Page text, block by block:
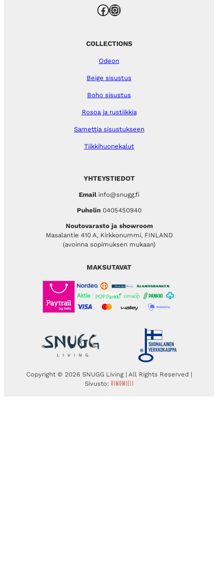
Facebook Instagram
YHTEYSTIEDOT
Emailinfo@snugg.fi
Puhelin 0405450940
Noutovarasto ja showroom
Masalantie 410 A, Kirkkonummi, FINLAND
(avoinna sopimuksen mukaan)
COLLECTIONS
Odeon
Beige sisustus
Boho sisustus
Rosoa ja rustiikkia
Samettia sisustukseen
Tiikkihuonekalut
MAKSUTAVAT
Copyright © 2026 SNUGG Living | All Rights Reserved |
Sivusto: